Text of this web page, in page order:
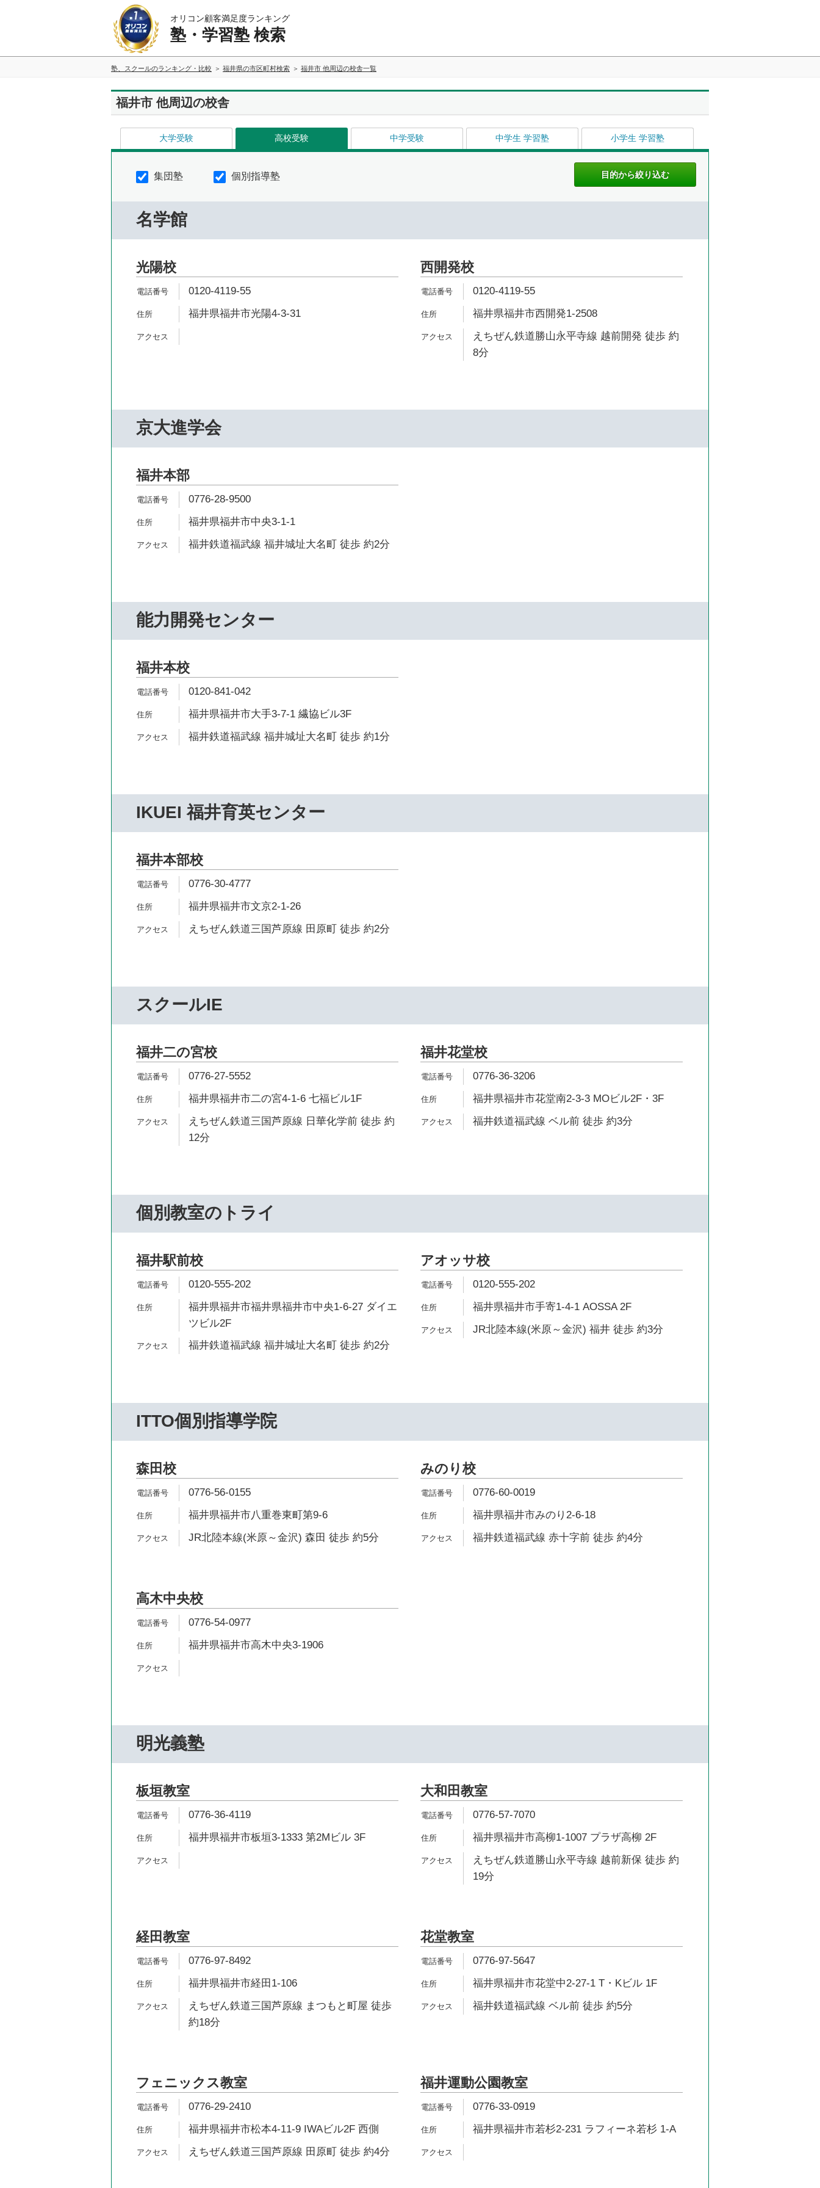
オリコン顧客満足度ランキング
塾・学習塾 検索
塾、スクールのランキング・比較 福井県の市区町村検索 福井市 他周辺の校舎一覧
福井市 他周辺の校舎
大学受験 高校受験 中学受験 中学生 学習塾 小学生 学習塾
集団塾 個別指導塾
名学館
光陽校
0120-4119-55
福井県福井市光陽4-3-31
西開発校
0120-4119-55
福井県福井市西開発1-2508
えちぜん鉄道勝山永平寺線 越前開発 徒歩 約
8分
京大進学会
福井本部
0776-28-9500
福井県福井市中央3-1-1
福井鉄道福武線 福井城址大名町 徒歩 約2分
能力開発センター
福井本校
0120-841-042
福井県福井市大手3-7-1 繊協ビル3F
福井鉄道福武線 福井城址大名町 徒歩 約1分
IKUEI 福井育英センター
福井本部校
0776-30-4777
福井県福井市文京2-1-26
えちぜん鉄道三国芦原線 田原町 徒歩 約2分
スクールIE
福井二の宮校
0776-27-5552
福井県福井市二の宮4-1-6 七福ビル1F
えちぜん鉄道三国芦原線 日華化学前 徒歩 約
12分
福井花堂校
0776-36-3206
福井県福井市花堂南2-3-3 MOビル2F・3F
福井鉄道福武線 ベル前 徒歩 約3分
個別教室のトライ
福井駅前校
0120-555-202
福井県福井市福井県福井市中央1-6-27 ダイエ
ツビル2F
福井鉄道福武線 福井城址大名町 徒歩 約2分
アオッサ校
0120-555-202
福井県福井市手寄1-4-1 AOSSA 2F
JR北陸本線(米原～金沢) 福井 徒歩 約3分
ITTO個別指導学院
森田校
0776-56-0155
福井県福井市八重巻東町第9-6
JR北陸本線(米原～金沢) 森田 徒歩 約5分
みのり校
0776-60-0019
福井県福井市みのり2-6-18
福井鉄道福武線 赤十字前 徒歩 約4分
高木中央校
0776-54-0977
福井県福井市高木中央3-1906
明光義塾
板垣教室
0776-36-4119
福井県福井市板垣3-1333 第2Mビル 3F
大和田教室
0776-57-7070
福井県福井市高柳1-1007 プラザ高柳 2F
えちぜん鉄道勝山永平寺線 越前新保 徒歩 約
19分
経田教室
0776-97-8492
福井県福井市経田1-106
えちぜん鉄道三国芦原線 まつもと町屋 徒歩
約18分
花堂教室
0776-97-5647
福井県福井市花堂中2-27-1 T・Kビル 1F
福井鉄道福武線 ベル前 徒歩 約5分
フェニックス教室
0776-29-2410
福井県福井市松本4-11-9 IWAビル2F 西側
えちぜん鉄道三国芦原線 田原町 徒歩 約4分
福井運動公園教室
0776-33-0919
福井県福井市若杉2-231 ラフィーネ若杉 1-A